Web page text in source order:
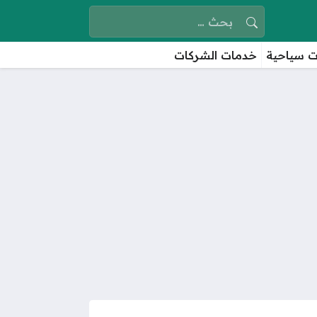
البحث عن:
سياحية خدمات الشركات